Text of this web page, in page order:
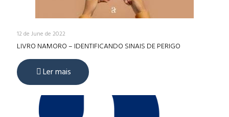
12 de June de 2022
LIVRO NAMORO – IDENTIFICANDO SINAIS DE PERIGO
Ler mais